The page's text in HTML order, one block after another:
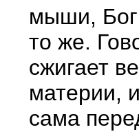
мыши, Бог
то же.
сжигает
материи,
сама